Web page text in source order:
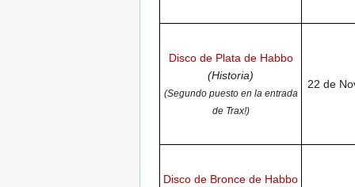
Disco de Plata de Habbo
(Historia)
(Segundo puesto en la entrada
de Trax!)
22 de
Disco de Bronce de Habbo